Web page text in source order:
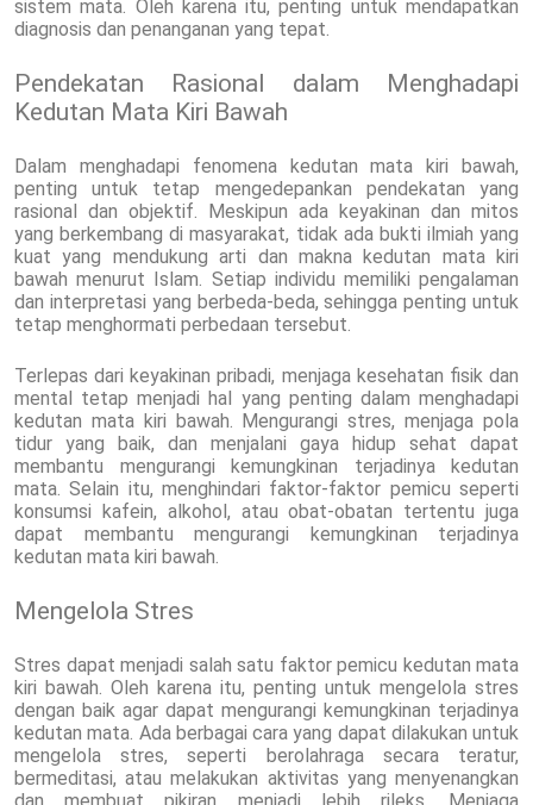
sistem mata. Oleh karena itu, penting untuk mendapatkan
diagnosis dan penanganan yang tepat.
Pendekatan Rasional dalam Menghadapi
Kedutan Mata Kiri Bawah
Dalam menghadapi fenomena kedutan mata kiri bawah,
penting untuk tetap mengedepankan pendekatan yang
rasional dan objektif. Meskipun ada keyakinan dan mitos
yang berkembang di masyarakat, tidak ada bukti ilmiah yang
kuat yang mendukung arti dan makna kedutan mata kiri
bawah menurut Islam. Setiap individu memiliki pengalaman
dan interpretasi yang berbeda-beda, sehingga penting untuk
tetap menghormati perbedaan tersebut.
Terlepas dari keyakinan pribadi, menjaga kesehatan fisik dan
mental tetap menjadi hal yang penting dalam menghadapi
kedutan mata kiri bawah. Mengurangi stres, menjaga pola
tidur yang baik, dan menjalani gaya hidup sehat dapat
membantu mengurangi kemungkinan terjadinya kedutan
mata. Selain itu, menghindari faktor-faktor pemicu seperti
konsumsi kafein, alkohol, atau obat-obatan tertentu juga
dapat membantu mengurangi kemungkinan terjadinya
kedutan mata kiri bawah.
Mengelola Stres
Stres dapat menjadi salah satu faktor pemicu kedutan mata
kiri bawah. Oleh karena itu, penting untuk mengelola stres
dengan baik agar dapat mengurangi kemungkinan terjadinya
kedutan mata. Ada berbagai cara yang dapat dilakukan untuk
mengelola stres, seperti berolahraga secara teratur,
bermeditasi, atau melakukan aktivitas yang menyenangkan
dan membuat pikiran menjadi lebih rileks. Menjaga